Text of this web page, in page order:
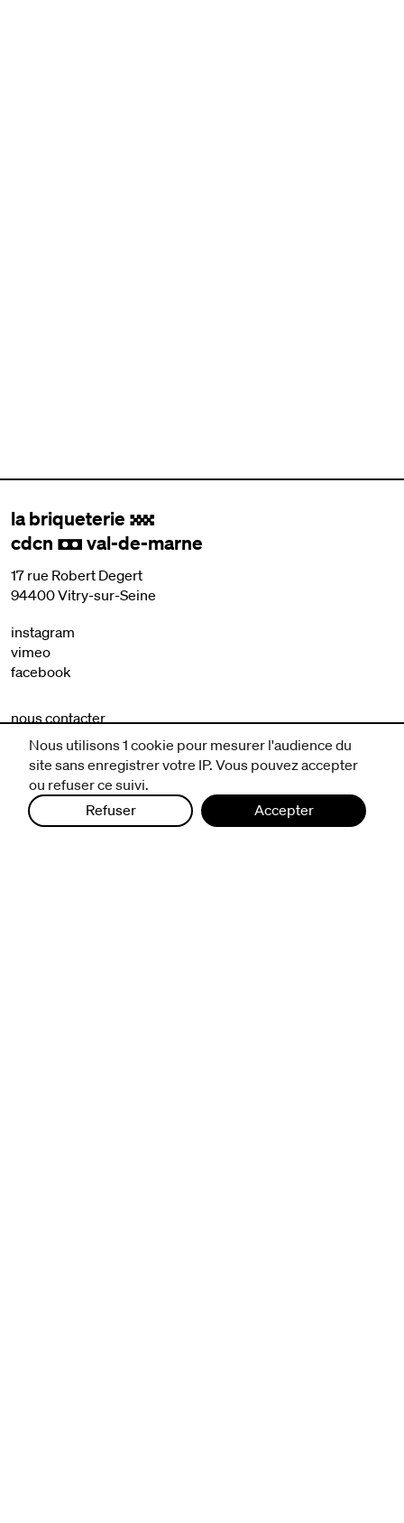
la briqueterie .
cdcn , val-de-marne
17 rue Robert Degert
94400 Vitry-sur-Seine
instagram
vimeo
facebook
nous contacter
mentions légales et CGV
politique de protection des données
Nous utilisons 1 cookie pour mesurer l'audience du
site sans enregistrer votre IP. Vous pouvez accepter
ou refuser ce suivi.
Refuser
Accepter